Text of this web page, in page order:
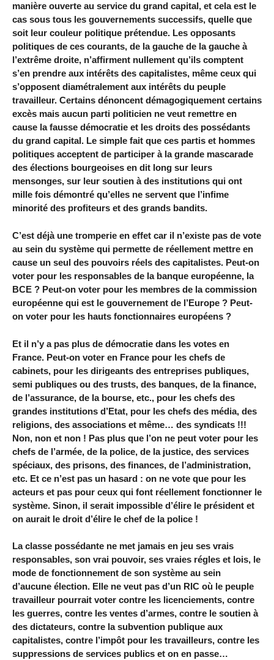
manière ouverte au service du grand capital, et cela est le
cas sous tous les gouvernements successifs, quelle que
soit leur couleur politique prétendue. Les opposants
politiques de ces courants, de la gauche de la gauche à
l’extrême droite, n’affirment nullement qu’ils comptent
s’en prendre aux intérêts des capitalistes, même ceux qui
s’opposent diamétralement aux intérêts du peuple
travailleur. Certains dénoncent démagogiquement certains
excès mais aucun parti politicien ne veut remettre en
cause la fausse démocratie et les droits des possédants
du grand capital. Le simple fait que ces partis et hommes
politiques acceptent de participer à la grande mascarade
des élections bourgeoises en dit long sur leurs
mensonges, sur leur soutien à des institutions qui ont
mille fois démontré qu’elles ne servent que l’infime
minorité des profiteurs et des grands bandits.
C’est déjà une tromperie en effet car il n’existe pas de vote
au sein du système qui permette de réellement mettre en
cause un seul des pouvoirs réels des capitalistes. Peut-on
voter pour les responsables de la banque européenne, la
BCE ? Peut-on voter pour les membres de la commission
européenne qui est le gouvernement de l’Europe ? Peut-
on voter pour les hauts fonctionnaires européens ?
Et il n’y a pas plus de démocratie dans les votes en
France. Peut-on voter en France pour les chefs de
cabinets, pour les dirigeants des entreprises publiques,
semi publiques ou des trusts, des banques, de la finance,
de l’assurance, de la bourse, etc., pour les chefs des
grandes institutions d’Etat, pour les chefs des média, des
religions, des associations et même… des syndicats !!!
Non, non et non ! Pas plus que l’on ne peut voter pour les
chefs de l’armée, de la police, de la justice, des services
spéciaux, des prisons, des finances, de l’administration,
etc. Et ce n’est pas un hasard : on ne vote que pour les
acteurs et pas pour ceux qui font réellement fonctionner le
système. Sinon, il serait impossible d’élire le président et
on aurait le droit d’élire le chef de la police !
La classe possédante ne met jamais en jeu ses vrais
responsables, son vrai pouvoir, ses vraies régles et lois, le
mode de fonctionnement de son système au sein
d’aucune élection. Elle ne veut pas d’un RIC où le peuple
travailleur pourrait voter contre les licenciements, contre
les guerres, contre les ventes d’armes, contre le soutien à
des dictateurs, contre la subvention publique aux
capitalistes, contre l’impôt pour les travailleurs, contre les
suppressions de services publics et on en passe…